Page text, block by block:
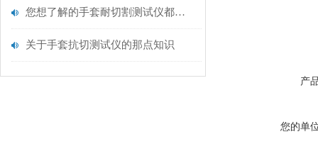
您想了解的手套耐切割测试仪都在这里了
关于手套抗切测试仪的那点知识
产
您的单